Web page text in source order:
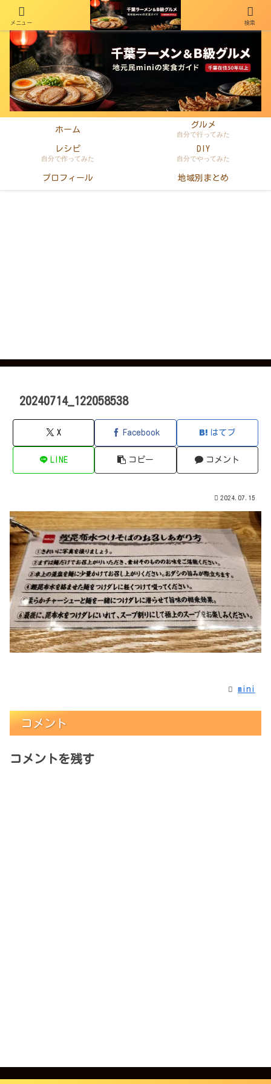
千葉在住50年以上のminiがラーメン・町中華・B級グルメを本音レビュー
ホーム
グルメ
自分で行ってみた
レシピ
自分で作ってみた
DIY
自分でやってみた
プロフィール 地域別まとめ
20240714_122058538
X Facebook はてブ
LINE コピー コメント
2024.07.15
mini
コメント
コメントを残す
メニュー 検索